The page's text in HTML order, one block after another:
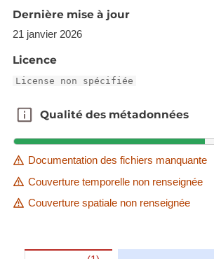
Dernière mise à jour
21 janvier 2026
Licence
License non spécifiée
Qualité des métadonnées
Qualité des métadonnées
Documentation des fichiers manquante
Couverture temporelle non renseignée
Couverture spatiale non renseignée